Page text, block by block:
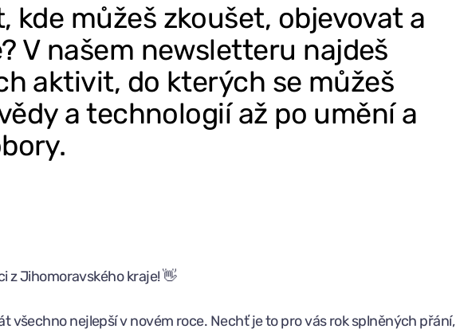
kde můžeš zkoušet, objevovat a
V našem newsletteru najdeš
aktivit, do kterých se můžeš
a technologií až po umění a
z Jihomoravského kraje! 👋
všechno nejlepší v novém roce. Nechť je to pro vás rok splněných přání,